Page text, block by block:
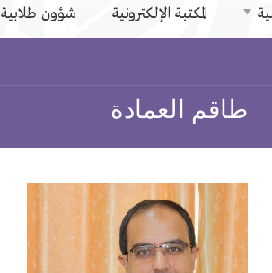
المكتبة الإلكترونية شؤون طلابية
طاقم العمادة